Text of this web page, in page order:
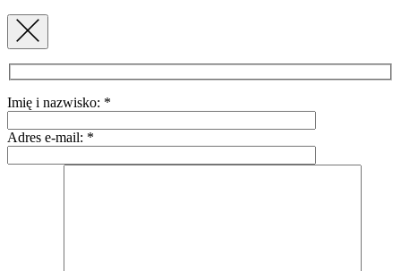
Imię i nazwisko: *
Adres e-mail: *